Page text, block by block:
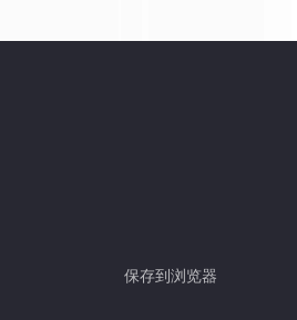
保存到浏览器